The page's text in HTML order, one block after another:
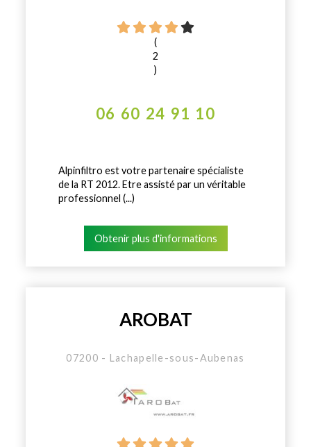
(
2
)
06 60 24 91 10
Alpinfiltro est votre partenaire spécialiste
de la RT 2012. Etre assisté par un véritable
professionnel (...)
Obtenir plus d'informations
AROBAT
07200 - Lachapelle-sous-Aubenas